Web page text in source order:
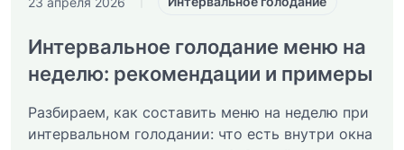
Интервальное голодание меню на
неделю: рекомендации и примеры
Разбираем, как составить меню на неделю при
интервальном голодании: что есть внутри окна